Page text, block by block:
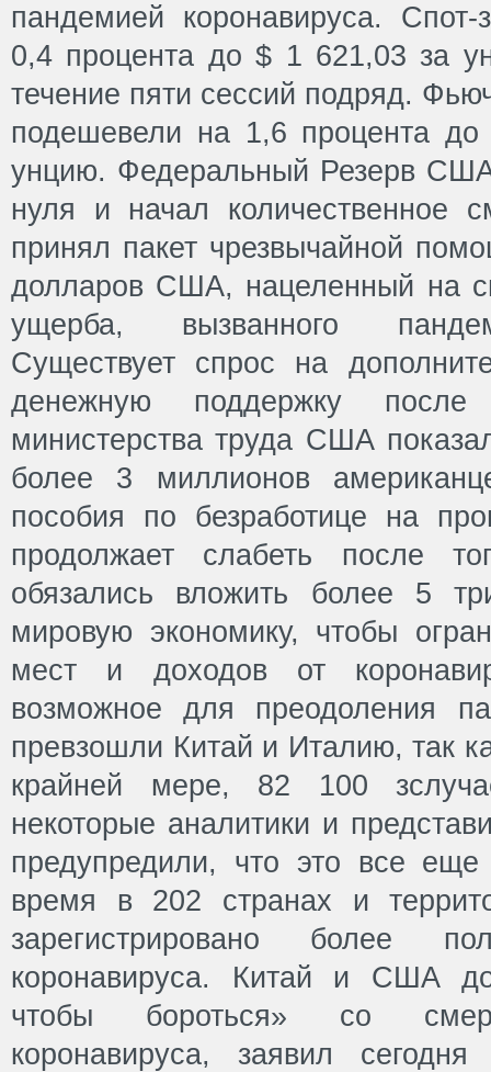
пандемией коронавируса.
0,4 процента до $ 1 621,03 за
течение пяти сессий подряд.
подешевели на 1,6 процента
унцию. Федеральный Резерв
нуля и начал количественное
принял пакет чрезвычайной
долларов США, нацеленный на
ущерба, вызванного
Существует спрос на
денежную поддержку
министерства труда США
более 3 миллионов
пособия по безработице на
продолжает слабеть после
обязались вложить более 5
мировую экономику, чтобы
мест и доходов от
возможное для преодоления
превзошли Китай и Италию, так
крайней мере, 82 100
некоторые аналитики и
предупредили, что это все
время в 202 странах и
зарегистрировано более
коронавируса. Китай и США
чтобы бороться» со
коронавируса, заявил